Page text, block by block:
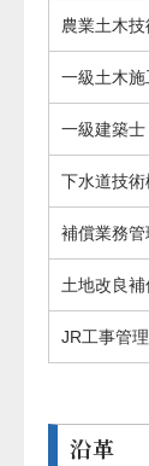
農業土木
一級土木
一級建築士
下水道技
補償業務管
土地改良
JR工事管
沿革